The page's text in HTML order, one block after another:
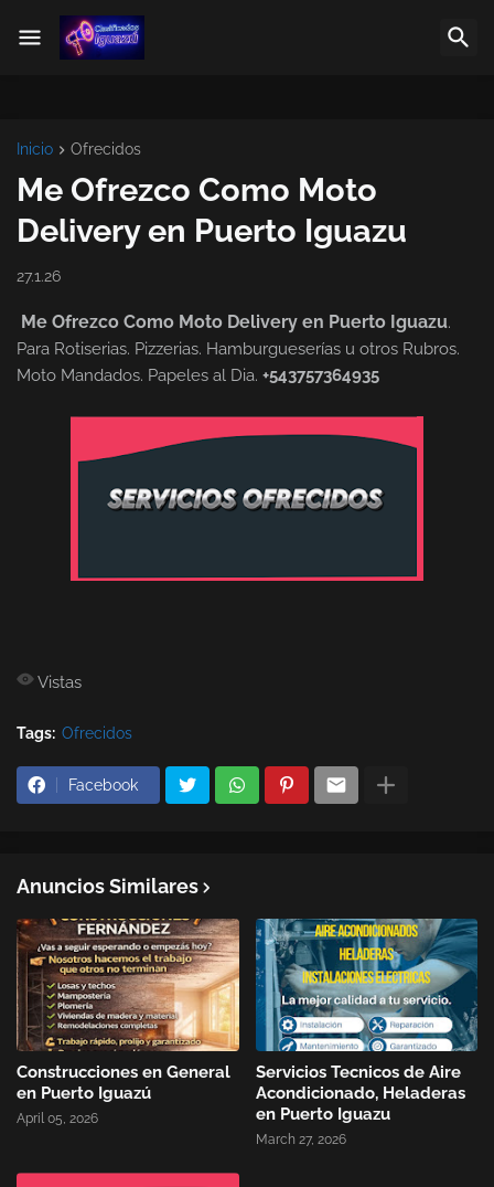
Inicio Ofrecidos
Me Ofrezco Como Moto
Delivery en Puerto Iguazu
27.1.26
Me Ofrezco Como Moto Delivery en Puerto Iguazu.
Para Rotiserias. Pizzerias. Hamburgueserías u otros Rubros.
Moto Mandados. Papeles al Dia. +543757364935
Vistas
Tags: Ofrecidos
Facebook
Anuncios Similares
Construcciones en General
en Puerto Iguazú
April 05, 2026
Servicios Tecnicos de Aire
Acondicionado, Heladeras
en Puerto Iguazu
March 27, 2026